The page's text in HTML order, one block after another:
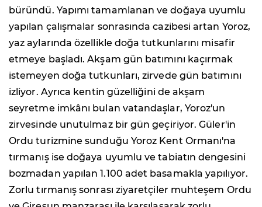
büründü. Yapımı tamamlanan ve doğaya uyumlu
yapılan çalışmalar sonrasında cazibesi artan Yoroz,
yaz aylarında özellikle doğa tutkunlarını misafir
etmeye başladı. Akşam gün batımını kaçırmak
istemeyen doğa tutkunları, zirvede gün batımını
izliyor. Ayrıca kentin güzelliğini de akşam
seyretme imkânı bulan vatandaşlar, Yoroz'un
zirvesinde unutulmaz bir gün geçiriyor. Güler'in
Ordu turizmine sunduğu Yoroz Kent Ormanı'na
tırmanış ise doğaya uyumlu ve tabiatın dengesini
bozmadan yapılan 1.100 adet basamakla yapılıyor.
Zorlu tırmanış sonrası ziyaretçiler muhteşem Ordu